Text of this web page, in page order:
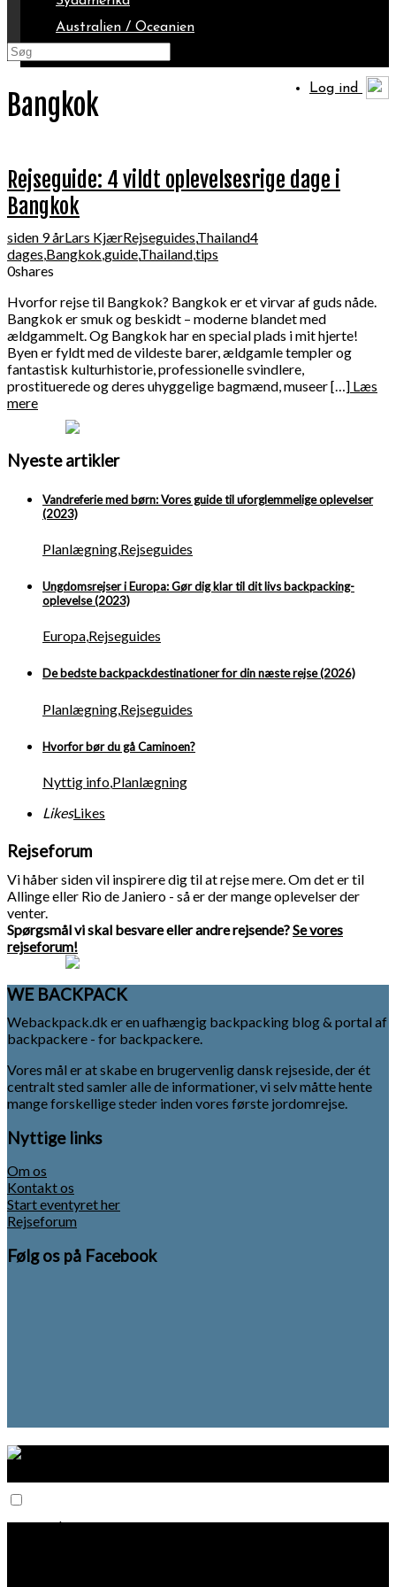
Australien / Oceanien
Log ind
Bangkok
Rejseguide: 4 vildt oplevelsesrige dage i
Bangkok
siden 9 årLars KjærRejseguides,Thailand4
dages,Bangkok,guide,Thailand,tips
0shares
Hvorfor rejse til Bangkok? Bangkok er et virvar af guds nåde.
Bangkok er smuk og beskidt – moderne blandet med
ældgammelt. Og Bangkok har en special plads i mit hjerte!
Byen er fyldt med de vildeste barer, ældgamle templer og
fantastisk kulturhistorie, professionelle svindlere,
prostituerede og deres uhyggelige bagmænd, museer […] Læs
mere
Nyeste artikler
Vandreferie med børn: Vores guide til uforglemmelige oplevelser
(2023)
Planlægning,Rejseguides
Ungdomsrejser i Europa: Gør dig klar til dit livs backpacking-
oplevelse (2023)
Europa,Rejseguides
De bedste backpackdestinationer for din næste rejse (2026)
Planlægning Rejseguides
Hvorfor bør du gå Caminoen?
Nyttig info,Planlægning
LikesLikes
Rejseforum
Vi håber siden vil inspirere dig til at rejse mere. Om det er til
Allinge eller Rio de Janiero - så er der mange oplevelser der
venter.
Spørgsmål vi skal besvare eller andre rejsende?Se vores
rejseforum!
WE BACKPACK
Webackpack.dk er en uafhængig backpacking blog & portal af
backpackere - for backpackere.
Vores mål er at skabe en brugervenlig dansk rejseside, der ét
centralt sted samler alle de informationer, vi selv måtte hente
mange forskellige steder inden vores første jordomrejse.
Nyttige links
Om os
Kontakt os
Start eventyret her
Rejseforum
Følg os på Facebook